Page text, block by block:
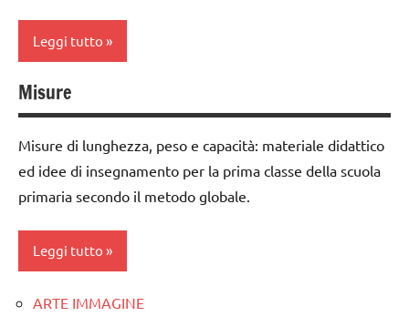
misure
PER ETA'
ARTICOLI
DOWNLOAD
matematica
materiale
didattico
TUTTI GLI
ARGOMENTI
TUTTI GLI
ARTICOLI
Leggi tutto
classe
3a
dai
6
anni
DOWNLOAD
MATEMATICA
Misure
Misure di lunghezza, peso e capacità: materiale didattico
ed idee di insegnamento per la prima classe della scuola
primaria secondo il metodo globale.
Leggi tutto
classe
ARTE IMMAGINE